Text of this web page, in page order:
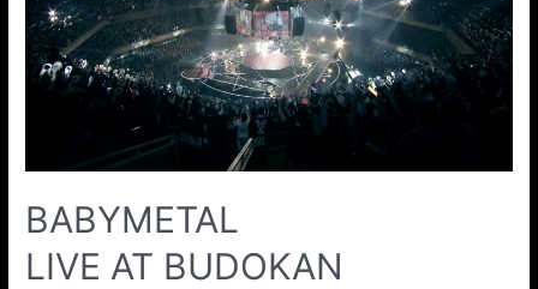
BABYMETAL
LIVE AT BUDOKAN